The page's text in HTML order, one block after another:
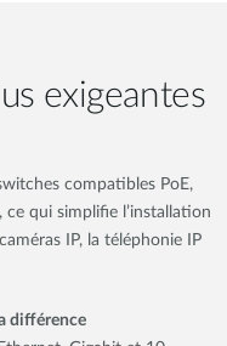
exigeantes
compatibles PoE,
qui simplifie l’installation
IP, la téléphonie IP
différence